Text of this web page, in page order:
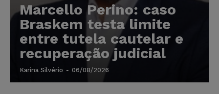
Marcello Perino: caso
Braskem testa limite
entre tutela cautelar e
recuperação judicial
Karina Silvério - 06/08/2026